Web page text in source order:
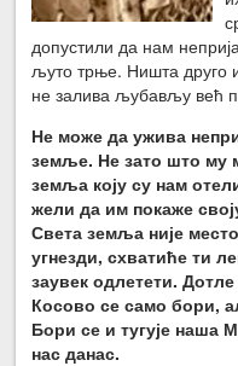
допустили да нам
љуто трње. Ништа друго
не залива љубављу већ
Не може да ужива
земље. Не зато што му
земља коју су нам
жели да им покаже
Света земља није
угнезди, схватиће ти
заувек одлетети.
Косово се само бори,
Бори се и тугује наша
нас данас.